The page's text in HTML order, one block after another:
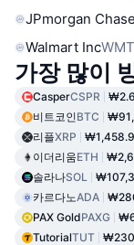
JPmorgan
Walmart IncWMT
가장 많이
CasperCSPR
비트코인BTC
리플XRP
이더리움ETH
솔라나SOL
카르다노ADA
PAX GoldPAXG
TutorialTUT